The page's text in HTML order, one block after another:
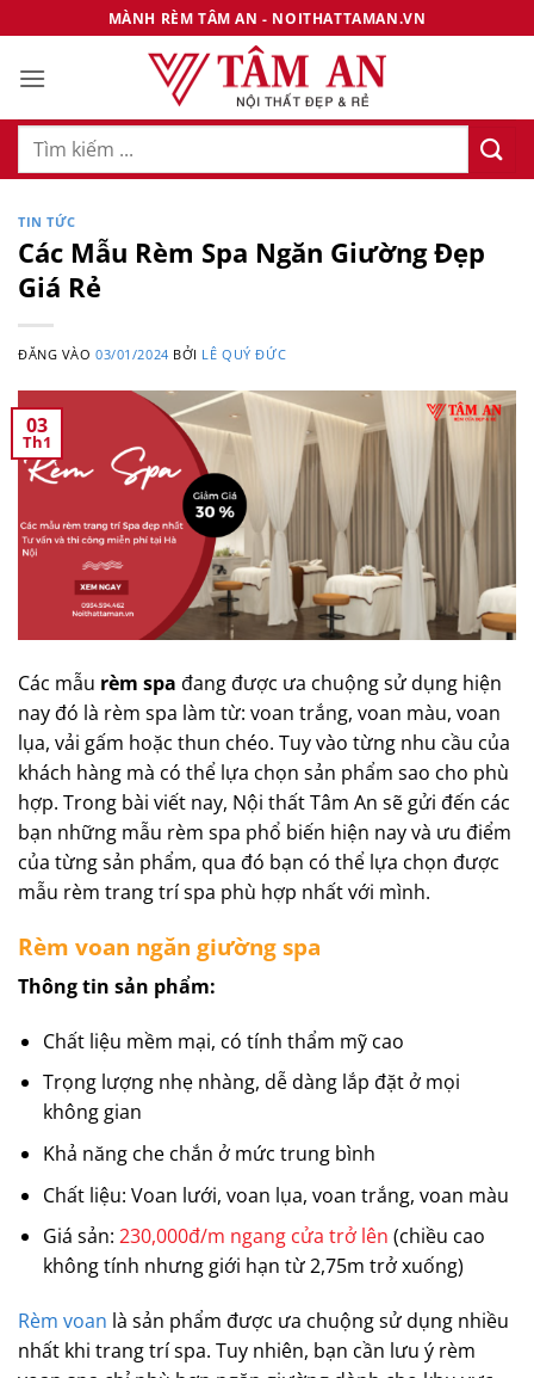
qua
nội
MÀNH RÈM TÂM AN - NOITHATTAMAN.VN
Tìm
TIN TỨC
Các Mẫu Rèm Spa Ngăn Giường Đẹp
Giá Rẻ
ĐĂNG VÀO03/01/2024 BỞI LÊ QUÝ ĐỨC
03
Th1
Các mẫu rèm spa đang được ưa chuộng sử dụng hiện
nay đó là rèm spa làm từ: voan trắng, voan màu, voan
lụa, vải gấm hoặc thun chéo. Tuy vào từng nhu cầu của
khách hàng mà có thể lựa chọn sản phẩm sao cho phù
hợp. Trong bài viết nay, Nội thất Tâm An sẽ gửi đến các
bạn những mẫu rèm spa phổ biến hiện nay và ưu điểm
của từng sản phẩm, qua đó bạn có thể lựa chọn được
mẫu rèm trang trí spa phù hợp nhất với mình.
Rèm voan ngăn giường spa
Thông tin sản phẩm:
Chất liệu mềm mại, có tính thẩm mỹ cao
Trọng lượng nhẹ nhàng, dễ dàng lắp đặt ở mọi
không gian
Khả năng che chắn ở mức trung bình
Chất liệu: Voan lưới, voan lụa, voan trắng, voan màu
Giá sản: 230,000đ/m ngang cửa trở lên (chiều cao
không tính nhưng giới hạn từ 2,75m trở xuống)
Rèm voan là sản phẩm được ưa chuộng sử dụng nhiều
nhất khi trang trí spa. Tuy nhiên, bạn cần lưu ý rèm